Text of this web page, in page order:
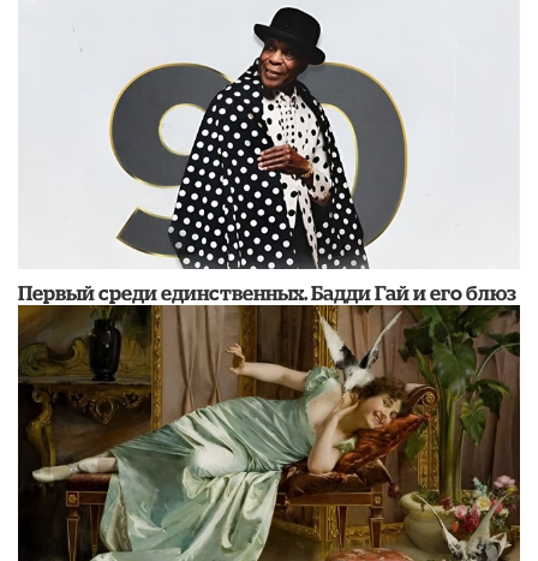
Первый среди единственных. Бадди Гай и его блюз